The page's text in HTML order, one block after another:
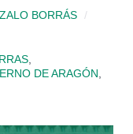
BORRÁS
DE ARAGÓN